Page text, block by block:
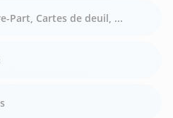
Part, Cartes de deuil, ...